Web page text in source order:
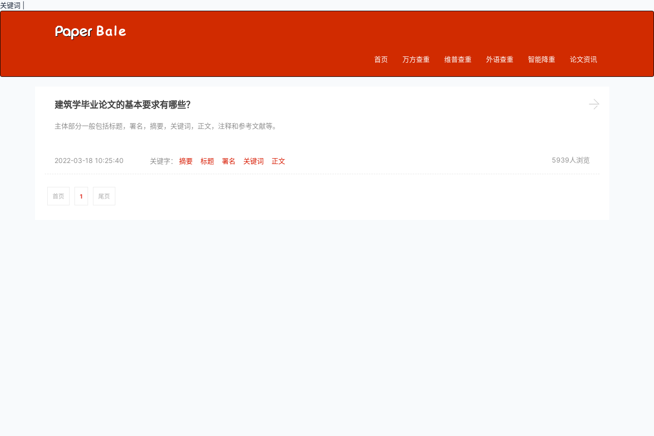
关键词 |
首页 万方查重 维普查重 外语查重 智能降重 论文资讯
建筑学毕业论文的基本要求有哪些？
主体部分一般包括标题，署名，摘要，关键词，正文，注释和参考文献等。
2022-03-18 10:25:40 关键字： 摘要 标题 署名 关键词 正文 5939人浏览
首页 1 尾页